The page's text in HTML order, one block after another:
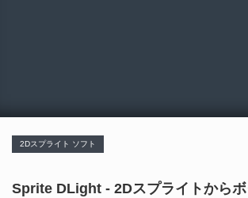
2Dスプライト ソフト
Sprite DLight - 2Dスプライトから